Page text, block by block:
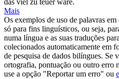
das viel zu teuerwäre.
Mais
Os exemplos de uso de palavras
só para fins linguísticos, ou seja,
numa língua e as suas traduções
colecionados automaticamente em
de pesquisa de dados bilíngues. Se
ortografia, pontuação ou outro erro
use a opção "Reportar um erro" ou